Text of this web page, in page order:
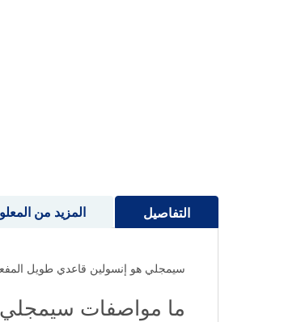
التفاصيل
سيمجلي هو إنسولين قاعدي طويل المفعول يحتوي على
ما مواصفات سيمجلي 100 وحدة / مل 5 أقلام معبأة 3 مل؟
المزيد من